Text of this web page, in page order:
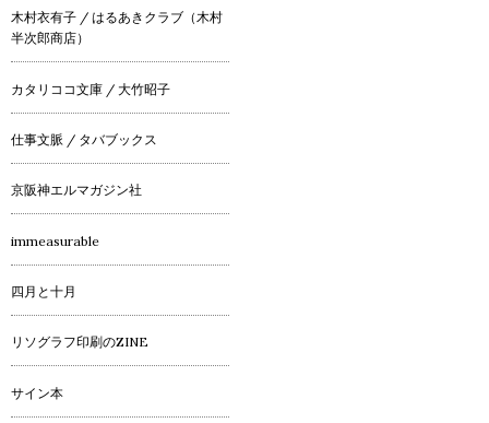
木村衣有子 / はるあきクラブ（木村
半次郎商店）
カタリココ文庫 / 大竹昭子
仕事文脈 / タバブックス
京阪神エルマガジン社
immeasurable
四月と十月
リソグラフ印刷のZINE
サイン本